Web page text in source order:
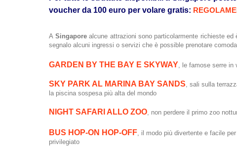
voucher da 100 euro per volare gratis:
ASingaporealcune attrazioni sono particolarmente richieste
segnalo alcuni ingressi o servizi che è possible prenotare
GARDEN BY THE BAY E SKYWAY, le famose serre in
SKY PARK AL MARINA BAY SANDS, sali sulla
la piscina sospesa più alta del mondo
NIGHT SAFARI ALLO ZOO, non perdere il primo zoo
BUS HOP-ON HOP-OFF, il modo più divertente e facile
privilegiato